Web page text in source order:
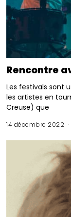
Rencontre
Les festivals sont
les artistes en
Creuse) que
14 décembre 2022